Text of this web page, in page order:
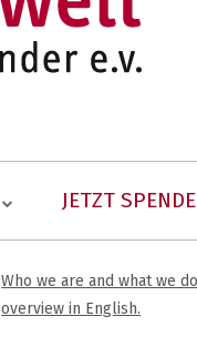
JETZT
Haupt-
Who we are and what we
overview in English.